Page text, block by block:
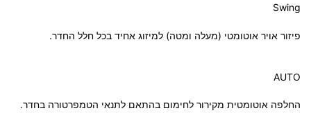
Swing
פיזור אויר אוטומטי (מעלה ומטה) למיזוג אחיד בכל חלל החדר.
AUTO
החלפה אוטומטית מקירור לחימום בהתאם לתנאי הטמפרטורה בחדר.